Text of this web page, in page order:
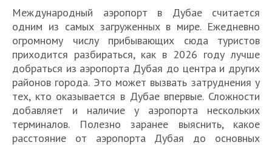
Международный аэропорт в Дубае считается
одним из самых загруженных в мире. Ежедневно
огромному числу прибывающих сюда туристов
приходится разбираться, как в 2026 году лучше
добраться из аэропорта Дубая до центра и других
районов города. Это может вызвать затруднения у
тех, кто оказывается в Дубае впервые. Сложности
добавляет и наличие у аэропорта нескольких
терминалов. Полезно заранее выяснить, какое
расстояние от аэропорта Дубая до основных